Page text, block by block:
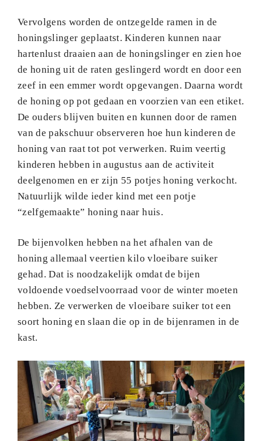
Vervolgens worden de ontzegelde ramen in de
honingslinger geplaatst. Kinderen kunnen naar
hartenlust draaien aan de honingslinger en zien hoe
de honing uit de raten geslingerd wordt en door een
zeef in een emmer wordt opgevangen. Daarna wordt
de honing op pot gedaan en voorzien van een etiket.
De ouders blijven buiten en kunnen door de ramen
van de pakschuur observeren hoe hun kinderen de
honing van raat tot pot verwerken. Ruim veertig
kinderen hebben in augustus aan de activiteit
deelgenomen en er zijn 55 potjes honing verkocht.
Natuurlijk wilde ieder kind met een potje
“zelfgemaakte” honing naar huis.
De bijenvolken hebben na het afhalen van de
honing allemaal veertien kilo vloeibare suiker
gehad. Dat is noodzakelijk omdat de bijen
voldoende voedselvoorraad voor de winter moeten
hebben. Ze verwerken de vloeibare suiker tot een
soort honing en slaan die op in de bijenramen in de
kast.